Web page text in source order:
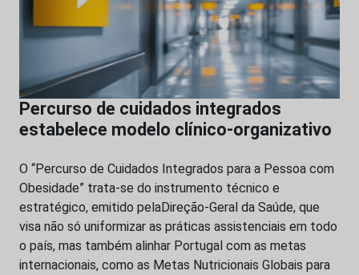
Percurso de cuidados integrados
estabelece modelo clínico-organizativo
O “Percurso de Cuidados Integrados para a Pessoa com
Obesidade” trata-se do instrumento técnico e
estratégico, emitido pelaDireção-Geral da Saúde, que
visa não só uniformizar as práticas assistenciais em todo
o país, mas também alinhar Portugal com as metas
internacionais, como as Metas Nutricionais Globais para